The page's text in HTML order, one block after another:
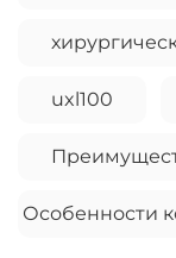
uxl100
Особенности